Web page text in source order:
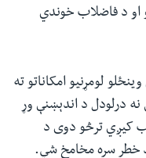
او د فاضلاب خوندي
لومړنیو امکاناتو ته
نه درلودل د اندېښنې وړ
کیږي ترڅو دوی د